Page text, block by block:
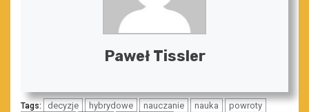
Paweł Tissler
Tags: decyzje hybrydowe nauczanie nauka
powroty